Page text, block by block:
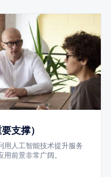
支撑）
用人工智能技术提升服务
前景非常广阔。